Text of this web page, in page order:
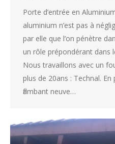
Porte d’entrée en
aluminium n’est pas à
par elle que l’on pénètre
un rôle prépondérant dans
Nous travaillons avec un
plus de 20ans : Technal.
flambant neuve…